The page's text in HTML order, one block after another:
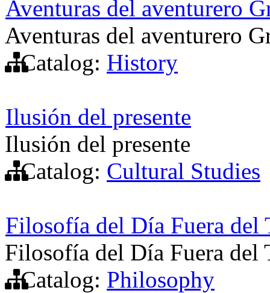
Aventuras del aventurero
Aventuras del aventurero
Catalog: History
Ilusión del presente
Ilusión del presente
Catalog: Cultural Studies
Filosofía del Día Fuera del
Filosofía del Día Fuera del
Catalog: Philosophy